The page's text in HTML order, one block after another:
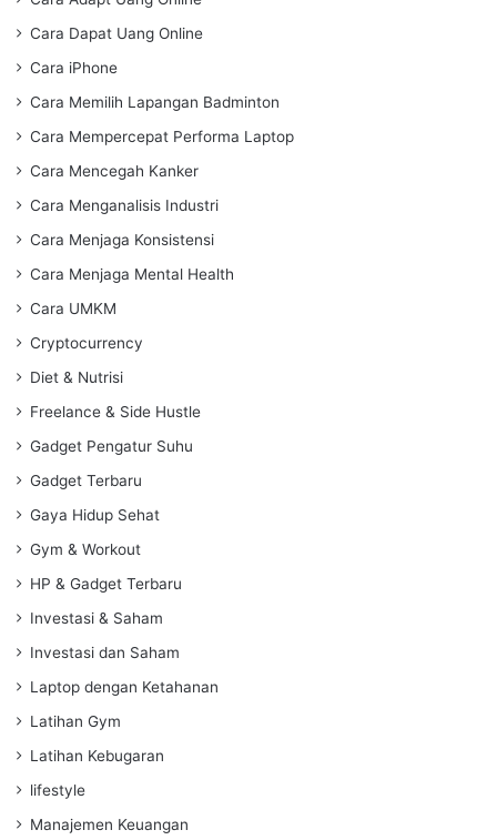
Cara Dapat Uang Online
Cara iPhone
Cara Memilih Lapangan Badminton
Cara Mempercepat Performa Laptop
Cara Mencegah Kanker
Cara Menganalisis Industri
Cara Menjaga Konsistensi
Cara Menjaga Mental Health
Cara UMKM
Cryptocurrency
Diet & Nutrisi
Freelance & Side Hustle
Gadget Pengatur Suhu
Gadget Terbaru
Gaya Hidup Sehat
Gym & Workout
HP & Gadget Terbaru
Investasi & Saham
Investasi dan Saham
Laptop dengan Ketahanan
Latihan Gym
Latihan Kebugaran
lifestyle
Manajemen Keuangan